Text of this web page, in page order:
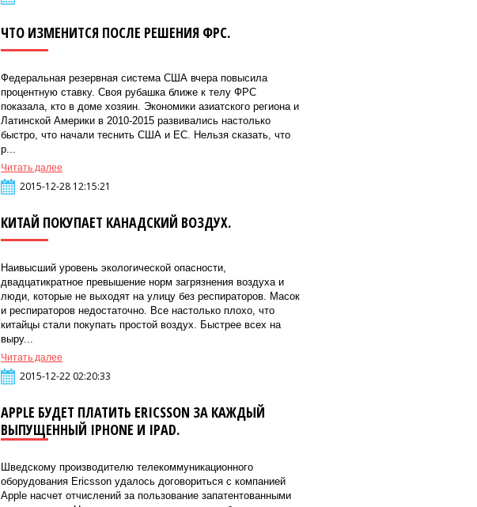
ЧТО ИЗМЕНИТСЯ ПОСЛЕ РЕШЕНИЯ ФРС.
Федеральная резервная система США вчера повысила
процентную ставку. Своя рубашка ближе к телу ФРС
показала, кто в доме хозяин. Экономики азиатского региона и
Латинской Америки в 2010-2015 развивались настолько
быстро, что начали теснить США и ЕС. Нельзя сказать, что
р...
Читать далее
2015-12-28 12:15:21
КИТАЙ ПОКУПАЕТ КАНАДСКИЙ ВОЗДУХ.
Наивысший уровень экологической опасности,
двадцатикратное превышение норм загрязнения воздуха и
люди, которые не выходят на улицу без респираторов. Масок
и респираторов недостаточно. Все настолько плохо, что
китайцы стали покупать простой воздух. Быстрее всех на
выру...
Читать далее
2015-12-22 02:20:33
APPLE БУДЕТ ПЛАТИТЬ ERICSSON ЗА КАЖДЫЙ
ВЫПУЩЕННЫЙ IPHONE И IPAD.
Шведскому производителю телекоммуникационного
оборудования Ericsson удалось договориться с компанией
Apple насчет отчислений за пользование запатентованными